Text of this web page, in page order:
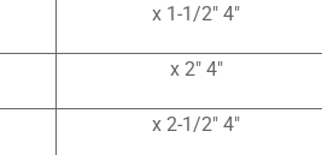
4″ x 1-1/2″
4″ x 2″
4″ x 2-1/2″